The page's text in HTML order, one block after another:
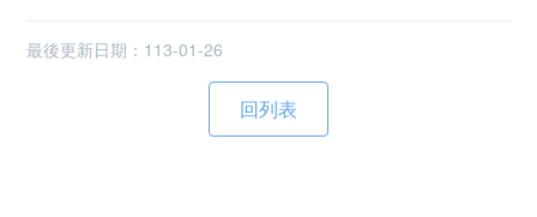
最後更新日期：113-01-26